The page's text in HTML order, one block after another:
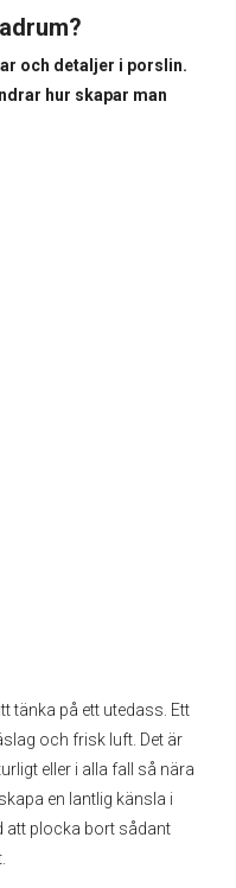
och detaljer i porslin.
hur skapar man
tänka på ett utedass. Ett
och frisk luft. Det är
eller i alla fall så nära
en lantlig känsla i
att plocka bort sådant